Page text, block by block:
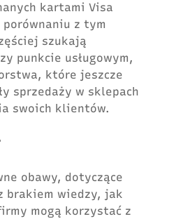
kartami Visa
porównaniu z tym
szukają
punkcie usługowym,
które jeszcze
sprzedaży w sklepach
swoich klientów.
obawy, dotyczące
brakiem wiedzy, jak
mogą korzystać z